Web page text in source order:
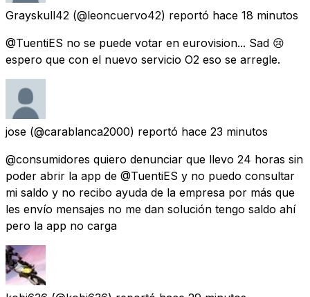
Grayskull42 (@leoncuervo42) reportó hace 18 minutos
@TuentiES no se puede votar en eurovision... Sad 😢
espero que con el nuevo servicio O2 eso se arregle.
jose (@carablanca2000) reportó hace 23 minutos
@consumidores quiero denunciar que llevo 24 horas sin
poder abrir la app de @TuentiES y no puedo consultar
mi saldo y no recibo ayuda de la empresa por más que
les envío mensajes no me dan solución tengo saldo ahí
pero la app no carga